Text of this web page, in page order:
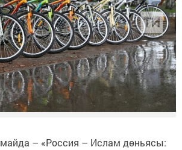
– «Россия – Ислам дөньясы: